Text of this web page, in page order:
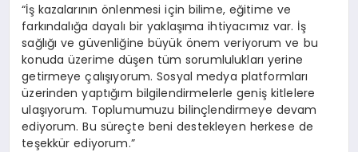
“İş kazalarının önlenmesi için bilime, eğitime ve
farkındalığa dayalı bir yaklaşıma ihtiyacımız var. İş
sağlığı ve güvenliğine büyük önem veriyorum ve bu
konuda üzerime düşen tüm sorumlulukları yerine
getirmeye çalışıyorum. Sosyal medya platformları
üzerinden yaptığım bilgilendirmelerle geniş kitlelere
ulaşıyorum. Toplumumuzu bilinçlendirmeye devam
ediyorum. Bu süreçte beni destekleyen herkese de
teşekkür ediyorum.”